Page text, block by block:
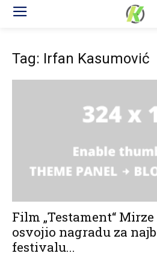
Tag: Irfan Kasumović
Film „Testament“
osvojio nagradu za
festivalu...